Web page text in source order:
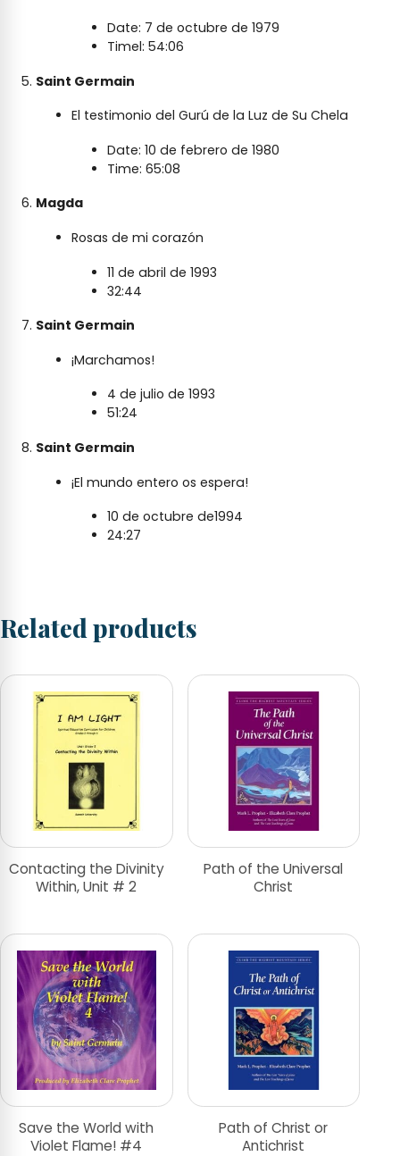
Date: 7 de octubre de 1979
Timel: 54:06
Saint Germain
El testimonio del Gurú de la Luz de Su Chela
Date: 10 de febrero de 1980
Time: 65:08
Magda
Rosas de mi corazón
11 de abril de 1993
32:44
Saint Germain
¡Marchamos!
4 de julio de 1993
51:24
Saint Germain
¡El mundo entero os espera!
10 de octubre de1994
24:27
Related products
Contacting the Divinity
Within, Unit # 2
Path of the Universal
Christ
Save the World with
Violet Flame! #4
Path of Christ or
Antichrist